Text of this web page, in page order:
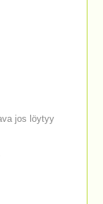
jos löytyy